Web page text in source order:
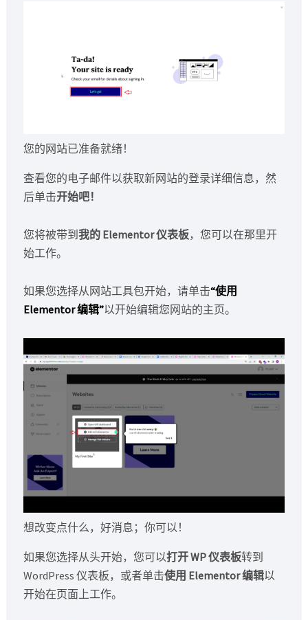
您的网站已准备就绪！
查看您的电子邮件以获取新网站的登录详细信息，然
后单击开始吧！
您将被带到 我的 Elementor 仪表板，您可以在那里开
始工作。
如果您选择从网站工具包开始，请单击“使用
Elementor 编辑”以开始编辑您网站的主页。
想改变点什么，好消息；你可以！
如果您选择从头开始，您可以打开 WP 仪表板转到
WordPress 仪表板，或者单击使用 Elementor 编辑以
开始在页面上工作。